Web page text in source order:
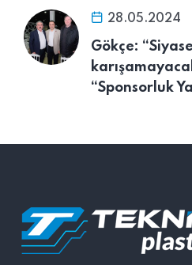
28.05.2024
Gökçe:
“Sponsorluk